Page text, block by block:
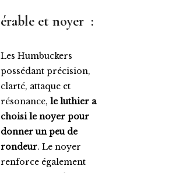
érable et noyer :
Les Humbuckers
possédant précision,
clarté, attaque et
résonance, le luthier a
choisi le noyer pour
donner un peu de
rondeur. Le noyer
renforce également